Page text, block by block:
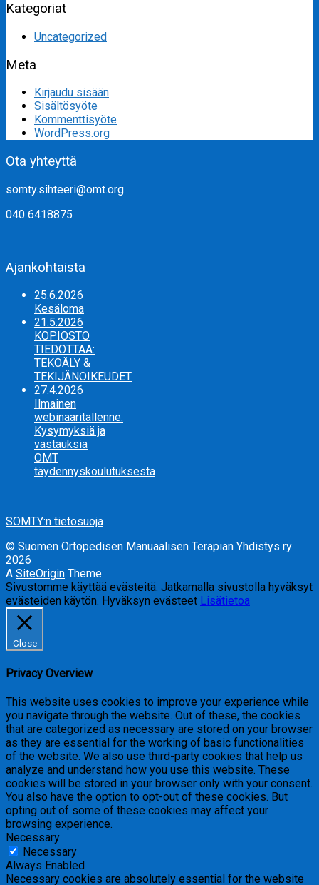
Kategoriat
Uncategorized
Meta
Kirjaudu sisään
Sisältösyöte
Kommenttisyöte
WordPress.org
Ota yhteyttä
somty.sihteeri@omt.org
040 6418875
Ajankohtaista
25.6.2026
Kesäloma
21.5.2026
KOPIOSTO
TIEDOTTAA:
TEKOÄLY &
TEKIJÄNOIKEUDET
27.4.2026
Ilmainen
webinaaritallenne:
Kysymyksiä ja
vastauksia
OMT
täydennyskoulutuksesta
SOMTY:n tietosuoja
© Suomen Ortopedisen Manuaalisen Terapian Yhdistys ry
2026
A SiteOrigin Theme
Sivustomme käyttää evästeitä. Jatkamalla sivustolla hyväksyt
evästeiden käytön. Hyväksyn evästeet Lisätietoa
Close
Privacy Overview
This website uses cookies to improve your experience while
you navigate through the website. Out of these, the cookies
that are categorized as necessary are stored on your browser
as they are essential for the working of basic functionalities
of the website. We also use third-party cookies that help us
analyze and understand how you use this website. These
cookies will be stored in your browser only with your consent.
You also have the option to opt-out of these cookies. But
opting out of some of these cookies may affect your
browsing experience.
Necessary
Necessary
Always Enabled
Necessary cookies are absolutely essential for the website